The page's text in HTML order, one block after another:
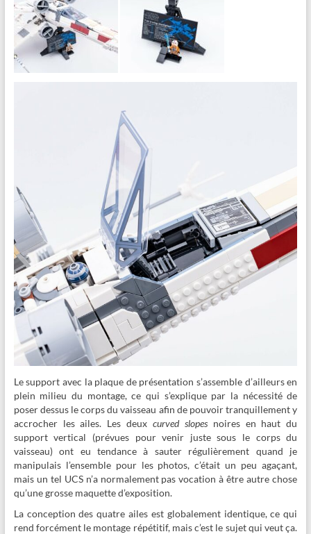
Le support avec la plaque de présentation s’assemble d’ailleurs en
plein milieu du montage, ce qui s’explique par la nécessité de
poser dessus le corps du vaisseau afin de pouvoir tranquillement y
accrocher les ailes. Les deux curved slopesnoires en haut du
support vertical (prévues pour venir juste sous le corps du
vaisseau) ont eu tendance à sauter régulièrement quand je
manipulais l’ensemble pour les photos, c’était un peu agaçant,
mais un tel UCS n’a normalement pas vocation à être autre chose
qu’une grosse maquette d’exposition.
La conception des quatre ailes est globalement identique, ce qui
rend forcément le montage répétitif, mais c’est le sujet qui veut ça.